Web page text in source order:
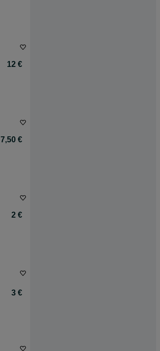
12 €
7,50 €
2 €
3 €